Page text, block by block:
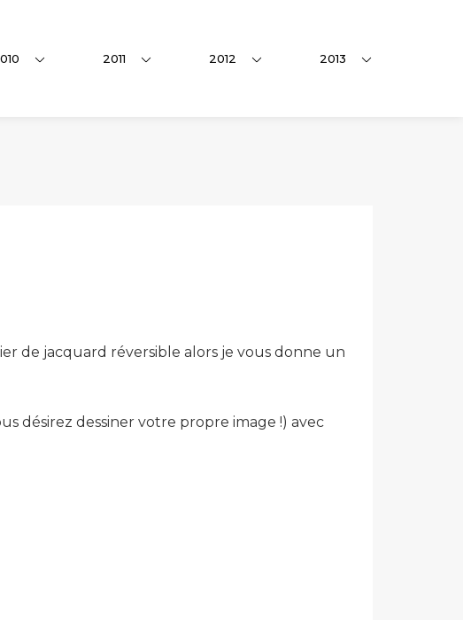
2011 2012 2013
de jacquard réversible alors je vous donne un
désirez dessiner votre propre image !) avec